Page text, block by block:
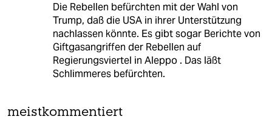
Die Rebellen befürchten mit der Wahl von
Trump, daß die USA in ihrer Unterstützung
nachlassen könnte. Es gibt sogar Berichte von
Giftgasangriffen der Rebellen auf
Regierungsviertel in Aleppo . Das läßt
Schlimmeres befürchten.
meistkommentiert